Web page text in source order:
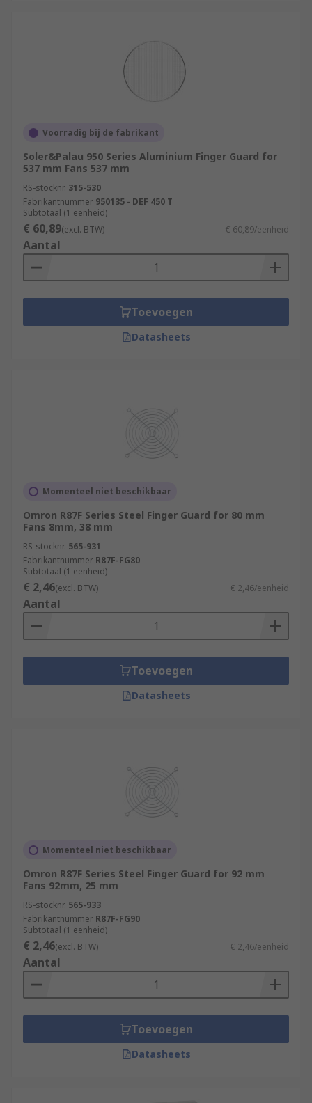
Voorradig bij de fabrikant
Soler&Palau 950 Series Aluminium Finger Guard for
537 mm Fans 537 mm
RS-stocknr. 315-530
Fabrikantnummer 950135 - DEF 450 T
Subtotaal (1 eenheid)
€ 60,89(excl. BTW) € 60,89/eenheid
Aantal
Toevoegen
Datasheets
Momenteel niet beschikbaar
Omron R87F Series Steel Finger Guard for 80 mm
Fans 8mm, 38 mm
RS-stocknr. 565-931
Fabrikantnummer R87F-FG80
Subtotaal (1 eenheid)
€ 2,46(excl. BTW) € 2,46/eenheid
Aantal
Toevoegen
Datasheets
Momenteel niet beschikbaar
Omron R87F Series Steel Finger Guard for 92 mm
Fans 92mm, 25 mm
RS-stocknr. 565-933
Fabrikantnummer R87F-FG90
Subtotaal (1 eenheid)
€ 2,46(excl. BTW) € 2,46/eenheid
Aantal
Toevoegen
Datasheets